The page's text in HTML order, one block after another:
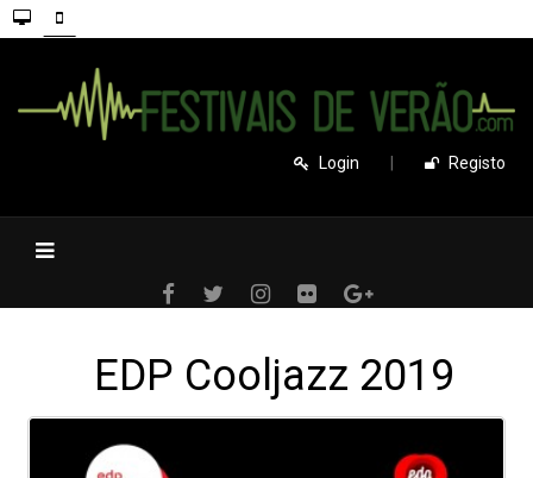
Login Registo
EDP Cooljazz 2019